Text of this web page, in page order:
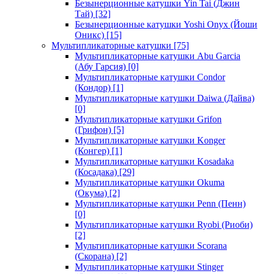
Безынерционные катушки Yin Tai (Джин
Тай) [32]
Безынерционные катушки Yoshi Onyx (Йоши
Оникс) [15]
Мультипликаторные катушки [75]
Мультипликаторные катушки Abu Garcia
(Абу Гарсия) [0]
Мультипликаторные катушки Condor
(Кондор) [1]
Мультипликаторные катушки Daiwa (Дайва)
[0]
Мультипликаторные катушки Grifon
(Грифон) [5]
Мультипликаторные катушки Konger
(Конгер) [1]
Мультипликаторные катушки Kosadaka
(Косадака) [29]
Мультипликаторные катушки Okuma
(Окума) [2]
Мультипликаторные катушки Penn (Пенн)
[0]
Мультипликаторные катушки Ryobi (Риоби)
[2]
Мультипликаторные катушки Scorana
(Скорана) [2]
Мультипликаторные катушки Stinger